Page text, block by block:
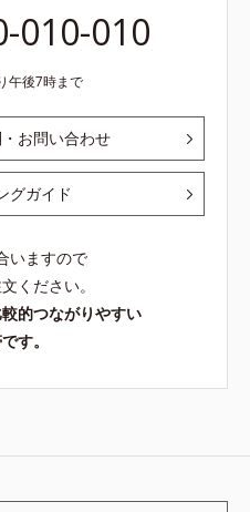
010-010
午後7時まで
お問い合わせ
グガイド
いますので
ください。
的つながりやすい
す。